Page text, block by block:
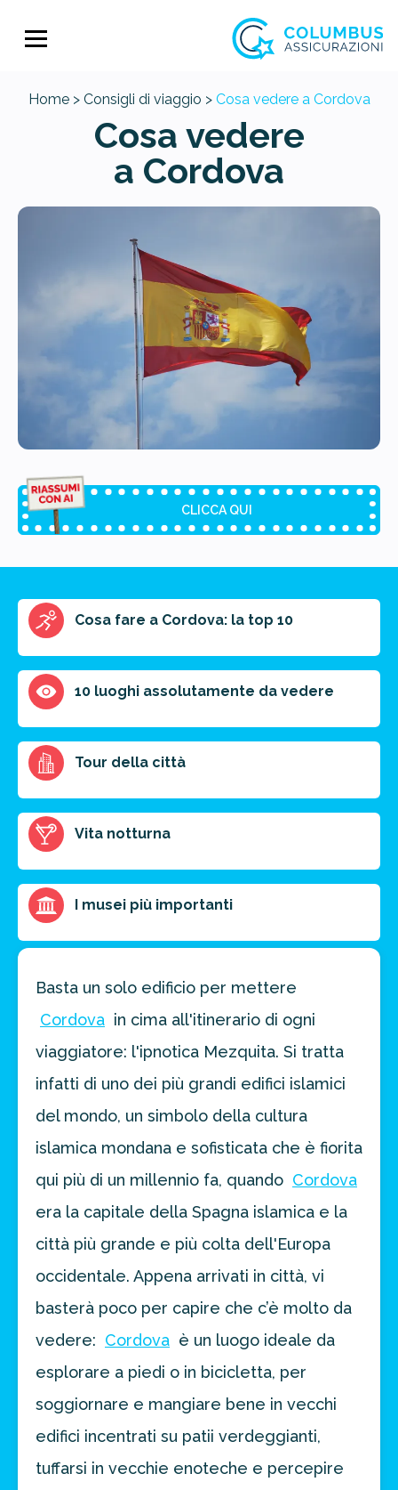
Home > Consigli di viaggio > Cosa vedere a Cordova
Cosa vedere
a Cordova
CLICCA QUI
Riassunto dell'articolo
Scegli il formato del riassunto
Breve Medio Punti chiave
prossima destinazione di viaggio.
FAI PREVENTIVO
Cosa fare a Cordova: la top 10
10 luoghi assolutamente da vedere
Tour della città
Vita notturna
I musei più importanti
Basta un solo edificio per mettere
Cordova in cima all'itinerario di ogni
viaggiatore: l'ipnotica Mezquita. Si tratta
infatti di uno dei più grandi edifici islamici
del mondo, un simbolo della cultura
islamica mondana e sofisticata che è fiorita
qui più di un millennio fa, quando Cordova
era la capitale della Spagna islamica e la
città più grande e più colta dell'Europa
occidentale. Appena arrivati in città, vi
basterà poco per capire che c’è molto da
vedere: Cordova è un luogo ideale da
esplorare a piedi o in bicicletta, per
soggiornare e mangiare bene in vecchi
edifici incentrati su patii verdeggianti,
tuffarsi in vecchie enoteche e percepire